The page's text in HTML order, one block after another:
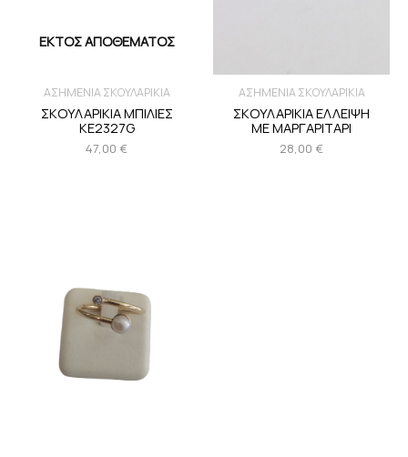
ΕΚΤΌΣ ΑΠΟΘΈΜΑΤΟΣ
ΑΣΗΜΕΝΙΑ ΣΚΟΥΛΑΡΙΚΙΑ
ΣΚΟΥΛΑΡΙΚΙΑ ΜΠΙΛΙΕΣ
KE2327G
47,00 €
ΑΣΗΜΕΝΙΑ ΣΚΟΥΛΑΡΙΚΙΑ
ΣΚΟΥΛΑΡΙΚΙΑ ΕΛΛΕΙΨΗ
ΜΕ ΜΑΡΓΑΡΙΤΑΡΙ
28,00 €